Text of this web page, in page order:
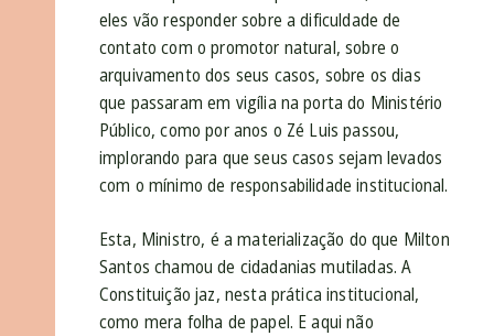
eles vão responder sobre a dificuldade de
contato com o promotor natural, sobre o
arquivamento dos seus casos, sobre os dias
que passaram em vigília na porta do Ministério
Público, como por anos o Zé Luis passou,
implorando para que seus casos sejam levados
com o mínimo de responsabilidade institucional.
Esta, Ministro, é a materialização do que Milton
Santos chamou de cidadanias mutiladas. A
Constituição jaz, nesta prática institucional,
como mera folha de papel. E aqui não